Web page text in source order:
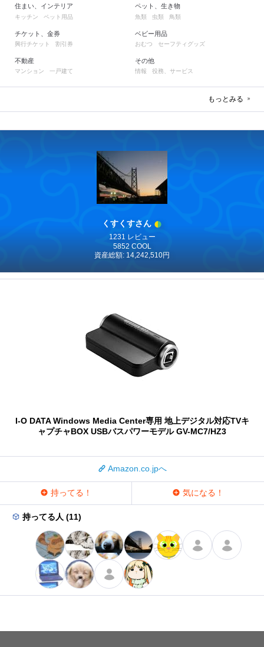
住まい、インテリア
キッチン ペット用品
チケット、金券
興行チケット 割引券
不動産
マンション 一戸建て
ペット、生き物
魚類 虫類 鳥類
ベビー用品
おむつ セーフティグッズ
その他
情報 役務、サービス
もっとみる
くすくすさん
1231 レビュー
5852 COOL
資産総額: 14,242,510円
I-O DATA Windows Media Center専用 地上デジタル対応TVキ
ャプチャBOX USBバスパワーモデル GV-MC7/HZ3
Amazon.co.jpへ
持ってる！ 気になる！
持ってる人 (11)